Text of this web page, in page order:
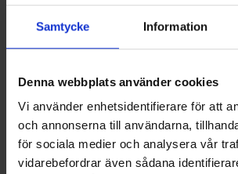
Samtycke Information
Denna webbplats använder cookies
Vi använder enhetsidentifierare för att
och annonserna till användarna,
för sociala medier och analysera vår
vidarebefordrar även sådana
Dogman Vävd Spårlina Iris
249 kr 125 kr
Liknande produkter